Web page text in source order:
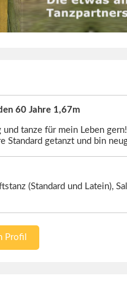
60 Jahre 1,67m
tanze für mein Leben
Standard getanzt und bin
(Standard und Latein),
Profil